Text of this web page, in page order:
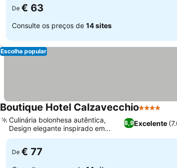
De € 63
Consulte os preços de 14 sites
Escolha popular
Boutique Hotel Calzavecchio4 Estrelas
8,9Excelente
Culinária bolonhesa autêntica,
Design elegante inspirado em
Fornasetti
De € 77